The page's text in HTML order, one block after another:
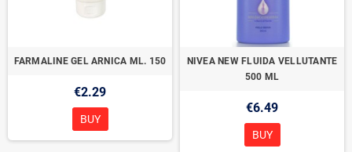
FARMALINE GEL ARNICA ML. 150
€2.29
BUY
NIVEA NEW FLUIDA VELLUTANTE
500 ML
€6.49
BUY